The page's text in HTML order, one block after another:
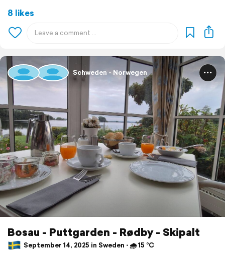
8 likes
Schweden - Norwegen
Bosau - Puttgarden - Rødby - Skipalt
September 14, 2025 in Sweden ⋅ 🌧 15 °C